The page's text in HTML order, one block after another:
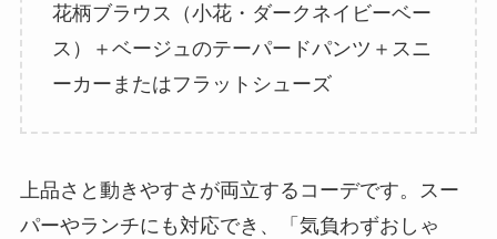
花柄ブラウス（小花・ダークネイビーベー
ス）＋ベージュのテーパードパンツ＋スニ
ーカーまたはフラットシューズ
上品さと動きやすさが両立するコーデです。スー
パーやランチにも対応でき、「気負わずおしゃ